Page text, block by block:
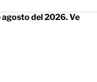
agosto del 2026. Ve